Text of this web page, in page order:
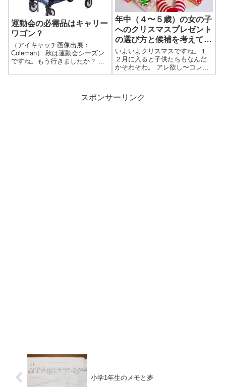
運動会の必需品はキャリー
ワゴン？
（アイキャッチ画像出展：
Coleman） 秋は運動会シーズン
ですね。もう行きましたか？ 最
込む方が増えています。ローテ
モノですが、撮影のために３m超
の脚立を持ち込んでいる方もw
年中（４〜５歳）の女の子
へのクリスマスプレゼント
の選び方と候補を考えてみ
る
いよいよクリスマスですね。１
２月に入ると子供たちもなんだ
かそわそわ。 アレ欲し〜コレ欲
し〜と言う内容も可愛くて親と
クロースを信じているので、ク
スポンサーリンク
小学1年生のメモと夢